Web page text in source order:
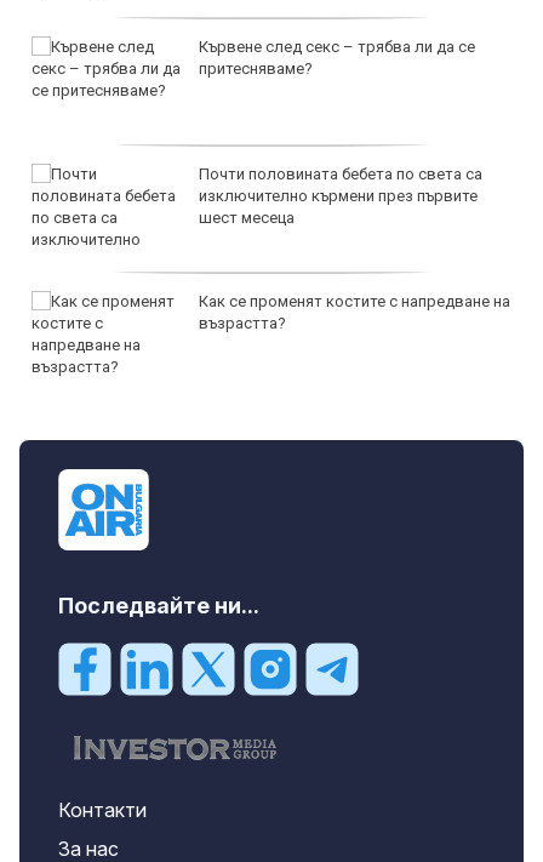
Кървене след секс – трябва ли да се
притесняваме?
Почти половината бебета по света са
изключително кърмени през първите
шест месеца
Как се променят костите с напредване на
възрастта?
Последвайте ни...
Контакти
За нас